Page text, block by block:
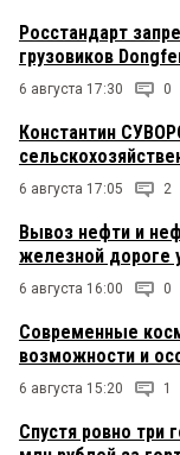
Росстандарт
грузовиков
6 августа 17:30 0
Константин
6 августа 17:05 2
Вывоз нефти и
железной дороге
6 августа 16:00 0
Современные
возможности и
6 августа 15:20 1
Спустя ровно три